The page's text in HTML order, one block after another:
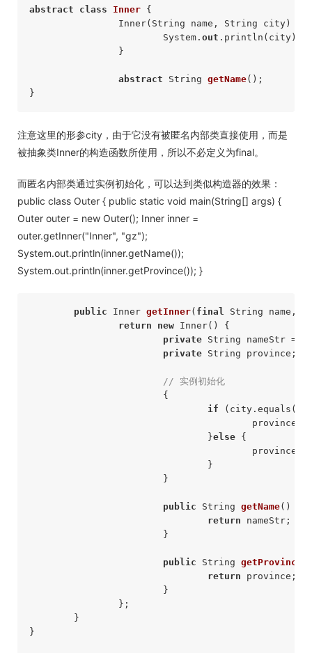
abstract class Inner {
			System.
out .println(city);
abstract String getName() ;
注意这里的形参city，由于它没有被匿名内部类直接使用，而是
被抽象类Inner的构造函数所使用，所以不必定义为final。
而匿名内部类通过实例初始化，可以达到类似构造器的效果：
public class Outer { public static void main(String[] args) {
Outer outer = new Outer(); Inner inner =
outer.getInner("Inner", "gz");
System.out.println(inner.getName());
System.out.println(inner.getProvince()); }
public Inner getInner( final String name,
return
new Inner() {
private String nameStr =
private String province;
// 实例初始化
if (city.equals(
province
				}
else {
province
public String getName()
return nameStr;
public String getProvince
return province;
}